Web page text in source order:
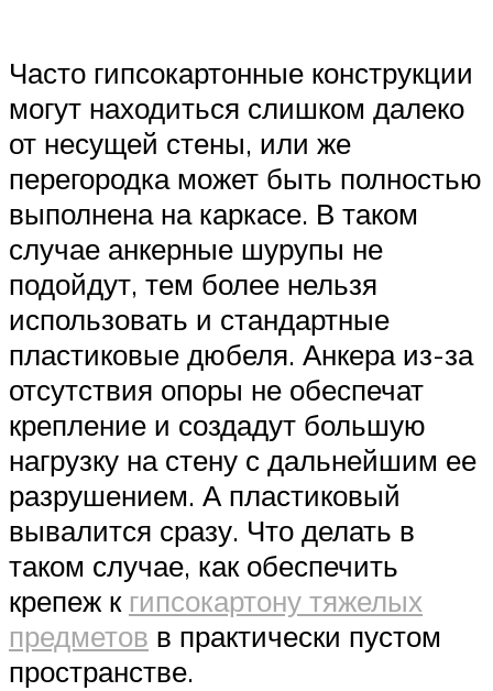
Часто гипсокартонные конструкции
могут находиться слишком далеко
от несущей стены, или же
перегородка может быть полностью
выполнена на каркасе. В таком
случае анкерные шурупы не
подойдут, тем более нельзя
использовать и стандартные
пластиковые дюбеля. Анкера из-за
отсутствия опоры не обеспечат
крепление и создадут большую
нагрузку на стену с дальнейшим ее
разрушением. А пластиковый
вывалится сразу. Что делать в
таком случае, как обеспечить
крепеж к гипсокартону тяжелых
предметов в практически пустом
пространстве.